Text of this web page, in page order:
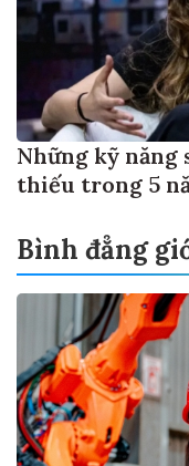
Những kỹ năng
thiếu trong 5
Bình đẳng